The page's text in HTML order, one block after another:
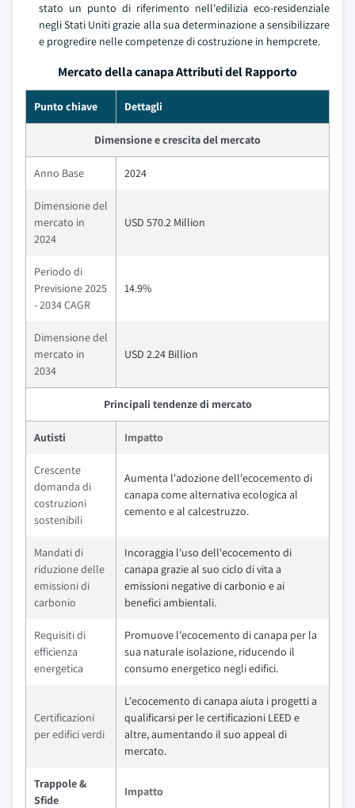
stato un punto di riferimento nell'edilizia eco-residenziale
negli Stati Uniti grazie alla sua determinazione a sensibilizzare
e progredire nelle competenze di costruzione in hempcrete.
Mercato della canapa Attributi del Rapporto
Punto chiave Dettagli
Dimensione e crescita del mercato
Anno Base 2024
Dimensione del
mercato in
2024
USD 570.2 Million
Periodo di
Previsione 2025
- 2034 CAGR
14.9%
Dimensione del
mercato in
2034
USD 2.24 Billion
Principali tendenze di mercato
Autisti Impatto
Crescente
domanda di
costruzioni
sostenibili
Aumenta l'adozione dell'ecocemento di
canapa come alternativa ecologica al
cemento e al calcestruzzo.
Mandati di
riduzione delle
emissioni di
carbonio
Incoraggia l'uso dell'ecocemento di
canapa grazie al suo ciclo di vita a
emissioni negative di carbonio e ai
benefici ambientali.
Requisiti di
efficienza
energetica
Promuove l'ecocemento di canapa per la
sua naturale isolazione, riducendo il
consumo energetico negli edifici.
Certificazioni
per edifici verdi
L'ecocemento di canapa aiuta i progetti a
qualificarsi per le certificazioni LEED e
altre, aumentando il suo appeal di
mercato.
Trappole &
Sfide
Impatto